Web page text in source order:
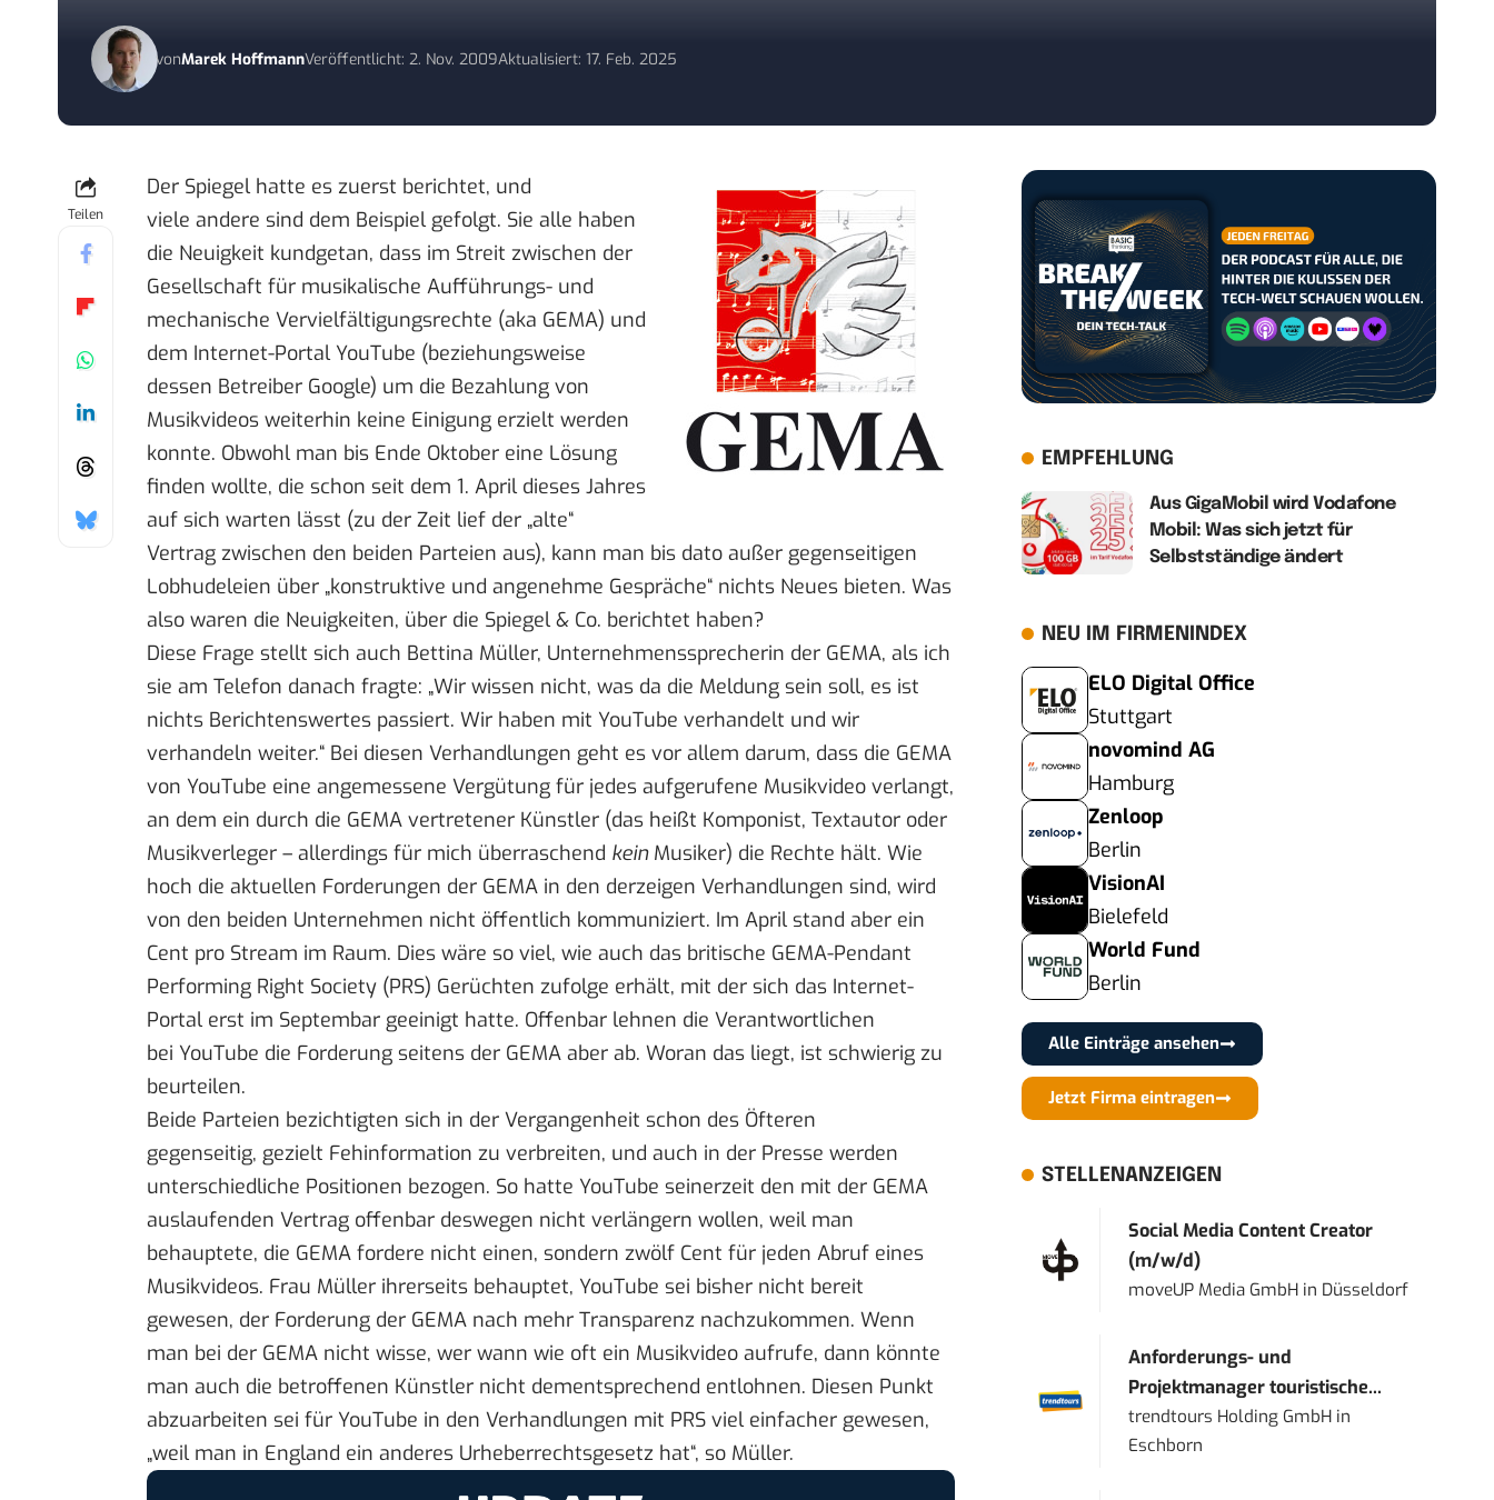
vonMarek HoffmannVeröffentlicht: 2. Nov. 2009Aktualisiert: 17. Feb. 2025
Teilen
Der Spiegelhatte es zuerst berichtet, und
viele andere sind dem Beispiel gefolgt. Sie alle haben
die Neuigkeit kundgetan, dass im Streit zwischen der
Gesellschaft für musikalische Aufführungs- und
mechanische Vervielfältigungsrechte (aka GEMA) und
dem Internet-Portal YouTube (beziehungsweise
dessen Betreiber Google) um die Bezahlung von
Musikvideos weiterhin keine Einigung erzielt werden
konnte. Obwohl man bis Ende Oktober eine Lösung
finden wollte, die schon seit dem 1. April dieses Jahres
auf sich warten lässt (zu der Zeit lief der „alte“
Vertrag zwischen den beiden Parteien aus), kann man bis dato außer gegenseitigen
Lobhudeleien über „konstruktive und angenehme Gespräche“ nichts Neues bieten. Was
also waren die Neuigkeiten, über die Spiegel & Co. berichtet haben?
Diese Frage stellt sich auch Bettina Müller, Unternehmenssprecherin der GEMA, als ich
sie am Telefon danach fragte: „Wir wissen nicht, was da die Meldung sein soll, es ist
nichts Berichtenswertes passiert. Wir haben mit YouTube verhandelt und wir
verhandeln weiter.“ Bei diesen Verhandlungen geht es vor allem darum, dass die GEMA
von YouTube eine angemessene Vergütung für jedes aufgerufene Musikvideo verlangt,
an dem ein durch die GEMA vertretener Künstler (das heißt Komponist, Textautor oder
Musikverleger – allerdings für mich überraschend keinMusiker) die Rechte hält. Wie
hoch die aktuellen Forderungen der GEMA in den derzeigen Verhandlungen sind, wird
von den beiden Unternehmen nicht öffentlich kommuniziert. Im April stand aber ein
Cent pro Stream im Raum. Dies wäre so viel, wie auch das britische GEMA-Pendant
Performing Right Society (PRS) Gerüchten zufolge erhält, mit der sich das Internet-
Portal erst im Septembar geeinigt hatte. Offenbar lehnen die Verantwortlichen
bei YouTube die Forderung seitens der GEMA aber ab. Woran das liegt, ist schwierig zu
beurteilen.
Beide Parteien bezichtigten sich in der Vergangenheit schon des Öfteren
gegenseitig, gezielt Fehinformation zu verbreiten, und auch in der Presse werden
unterschiedliche Positionen bezogen. So hatte YouTube seinerzeit den mit der GEMA
auslaufenden Vertrag offenbar deswegen nicht verlängern wollen, weil man
behauptete, die GEMA fordere nicht einen, sondern zwölf Cent für jeden Abruf eines
Musikvideos. Frau Müller ihrerseits behauptet, YouTube sei bisher nicht bereit
gewesen, der Forderung der GEMA nach mehr Transparenz nachzukommen. Wenn
man bei der GEMA nicht wisse, wer wann wie oft ein Musikvideo aufrufe, dann könnte
man auch die betroffenen Künstler nicht dementsprechend entlohnen. Diesen Punkt
abzuarbeiten sei für YouTube in den Verhandlungen mit PRS viel einfacher gewesen,
„weil man in England ein anderes Urheberrechtsgesetz hat“, so Müller.
EMPFEHLUNG
Aus GigaMobil wird Vodafone
Mobil: Was sich jetzt für
Selbstständige ändert
NEU IM FIRMENINDEX
ELO Digital Office
Stuttgart
novomind AG
Hamburg
Zenloop
Berlin
VisionAI
Bielefeld
World Fund
Berlin
Alle Einträge ansehen
Jetzt Firma eintragen
STELLENANZEIGEN
Social Media Content Creator
(m/w/d)
moveUP Media GmbH in Düsseldorf
Anforderungs- und
Projektmanager touristische...
trendtours Holding GmbH in
Eschborn